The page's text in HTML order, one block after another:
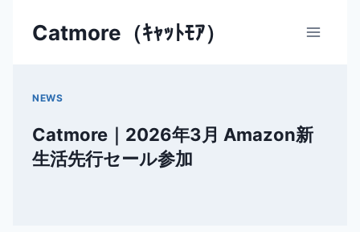
Catmore（ｷｬｯﾄﾓｱ）
NEWS
Catmore｜2026年3月 Amazon新
生活先行セール参加